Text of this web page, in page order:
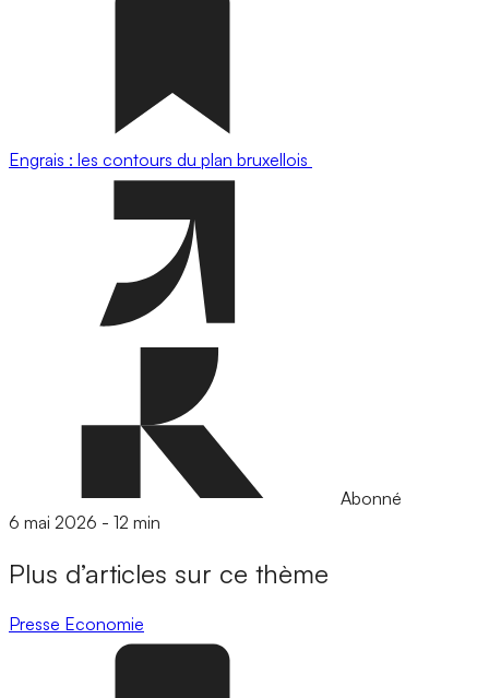
Engrais : les contours du plan bruxellois
Abonné
6 mai 2026 - 12 min
Plus d’articles sur ce thème
Presse Economie